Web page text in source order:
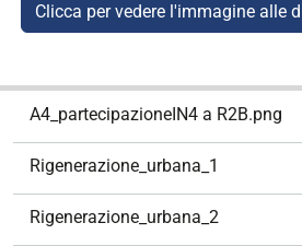
Clicca per vedere l'immagine alle
A4_partecipazioneIN4 a R2B.png
Rigenerazione_urbana_1
Rigenerazione_urbana_2